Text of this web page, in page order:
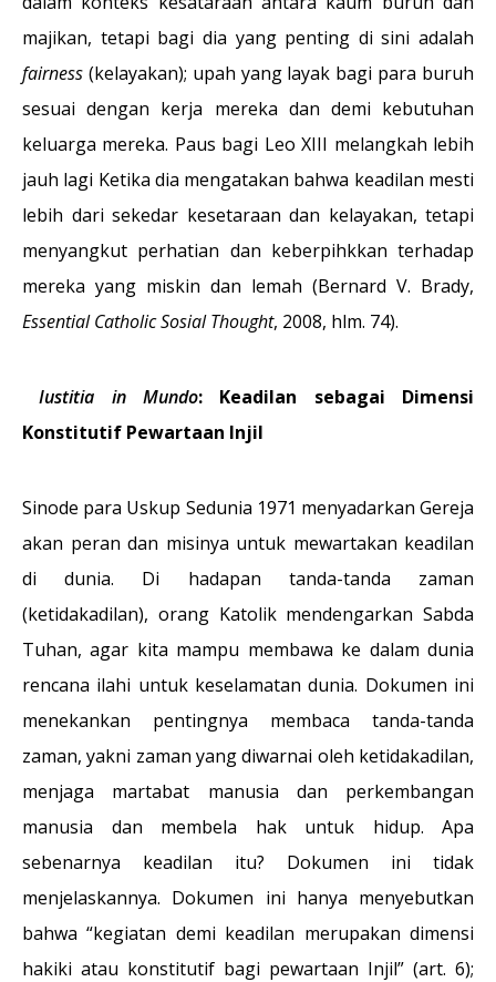
majikan, tetapi bagi dia yang penting di sini adalah
fairness (kelayakan); upah yang layak bagi para buruh
sesuai dengan kerja mereka dan demi kebutuhan
keluarga mereka. Paus bagi Leo XIII melangkah lebih
jauh lagi Ketika dia mengatakan bahwa keadilan mesti
lebih dari sekedar kesetaraan dan kelayakan, tetapi
menyangkut perhatian dan keberpihkkan terhadap
mereka yang miskin dan lemah (Bernard V. Brady,
Essential Catholic Sosial Thought, 2008, hlm. 74).
Iustitia in Mundo: Keadilan sebagai Dimensi
Konstitutif Pewartaan Injil
Sinode para Uskup Sedunia 1971 menyadarkan Gereja
akan peran dan misinya untuk mewartakan keadilan
di dunia. Di hadapan tanda-tanda zaman
(ketidakadilan), orang Katolik mendengarkan Sabda
Tuhan, agar kita mampu membawa ke dalam dunia
rencana ilahi untuk keselamatan dunia. Dokumen ini
menekankan pentingnya membaca tanda-tanda
zaman, yakni zaman yang diwarnai oleh ketidakadilan,
menjaga martabat manusia dan perkembangan
manusia dan membela hak untuk hidup. Apa
sebenarnya keadilan itu? Dokumen ini tidak
menjelaskannya. Dokumen ini hanya menyebutkan
bahwa “kegiatan demi keadilan merupakan dimensi
hakiki atau konstitutif bagi pewartaan Injil” (art. 6);